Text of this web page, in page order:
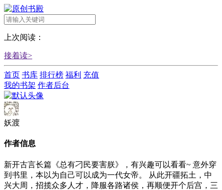
上次阅读：
接着读>
首页 书库 排行榜 福利 充值
我的书架 作者后台
妖渡
作者信息
新开古言长篇《总有刁民要害朕》，有兴趣可以看看~ 意外穿
到书里，本以为自己可以成为一代女帝。 从此开疆拓土，中
兴大周，招揽众多人才，降服各路诸侯，再顺便开个后宫，三